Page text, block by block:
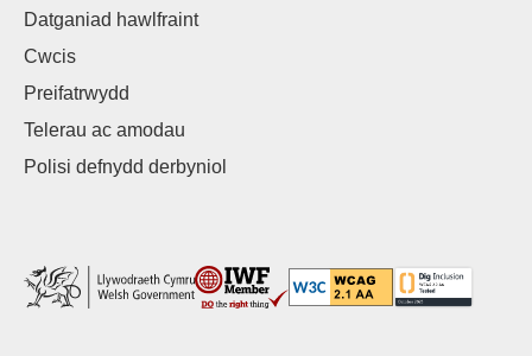
Datganiad hawlfraint
Cwcis
Preifatrwydd
Telerau ac amodau
Polisi defnydd derbyniol